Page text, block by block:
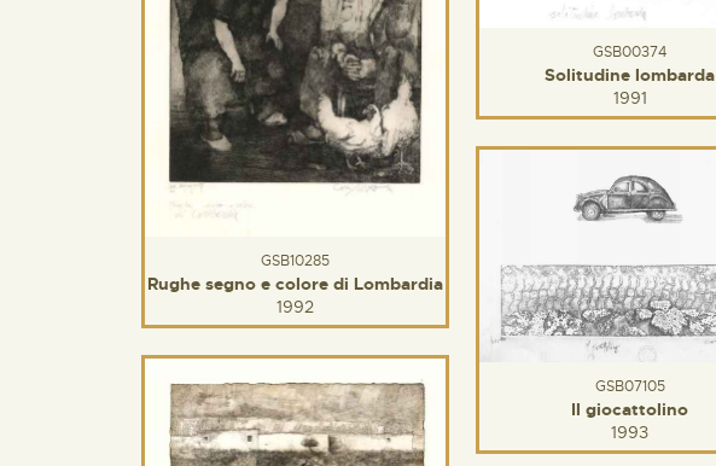
GSB00374
Solitudine lombarda
1991
GSB10285
Rughe segno e colore di Lombardia
1992
GSB07105
Il giocattolino
1993